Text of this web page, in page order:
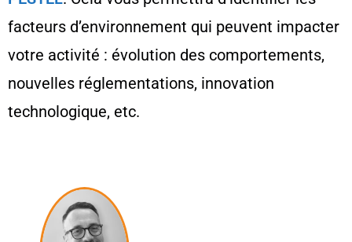
facteurs d’environnement qui peuvent impacter
votre activité : évolution des comportements,
nouvelles réglementations, innovation
technologique, etc.